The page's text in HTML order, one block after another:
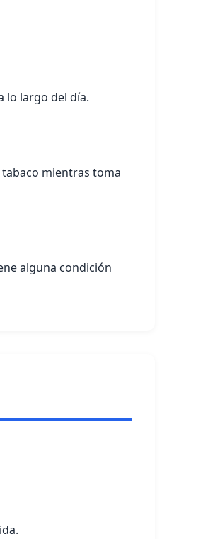
lo largo del día.
mientras toma
alguna condición